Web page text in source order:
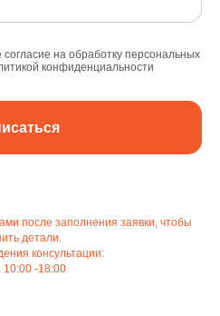
на обработку персональных
конфиденциальности
после заполнения заявки, чтобы
детали.
консультации:
10:00 -18:00